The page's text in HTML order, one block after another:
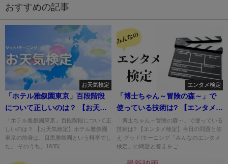
おすすめの記事
お天気検定
「ホテル雅叙園東京」百段階段
について正しいのは？ 【お天気
検定】
「ホテル雅叙園東京」百段階段について正
しいのは？ 【お天気検定】ホテル雅叙園
東京の前身は、目黒雅叙園という料亭でし
た。 そのうち、1935(...
エンタメ検定
「博士ちゃん～冒険の森～」で
使っている技術は? 【エンタメ検
定】
「博士ちゃん～冒険の森～」で使っている
技術は? 【エンタメ検定】今日の問題と答
え グッド!モーニング「みんなのエンタメ
検定」の問題と答えをご...